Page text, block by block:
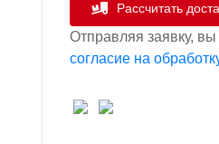
Рассчитать
Отправляя заявку,
согласие на